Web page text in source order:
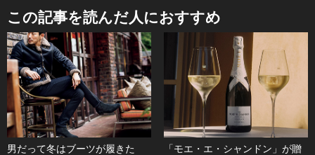
この記事を読んだ人におすすめ
男だって冬はブーツが履きた 「モエ・エ・シャンドン」が贈